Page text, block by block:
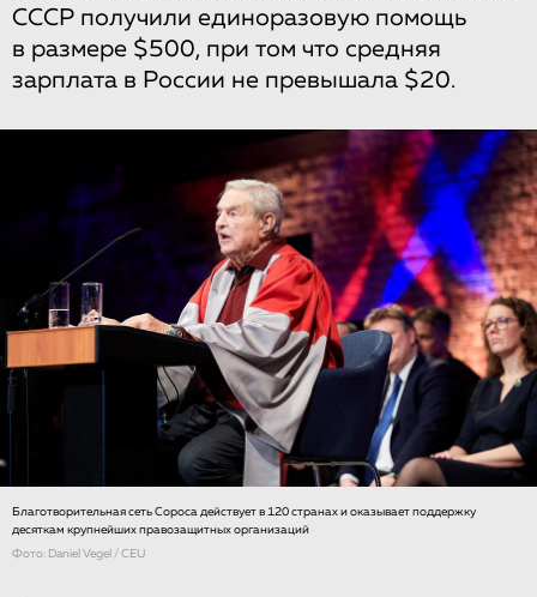
СССР получили единоразовую помощь
в размере $500, при том что средняя
зарплата в России не превышала $20.
Благотворительная сеть Сороса действует в 120 странах и оказывает поддержку
десяткам крупнейших правозащитных организаций
Фото: Daniel Vegel / CEU